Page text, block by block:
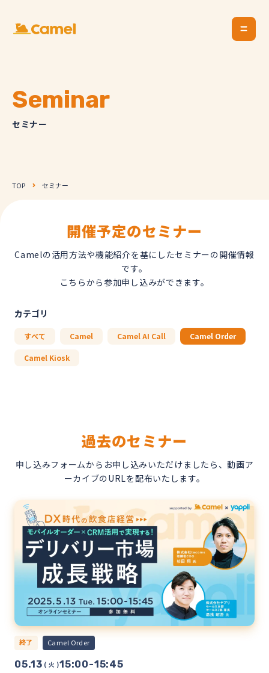
Seminar
セミナー
TOP セミナー
開催予定のセミナー
Camelの活用方法や機能紹介を基にしたセミナーの開催情報
です。
こちらから参加申し込みができます。
カテゴリ
すべて Camel Camel AI Call Camel Order
Camel Kiosk
過去のセミナー
申し込みフォームからお申し込みいただけましたら、動画ア
ーカイブのURLを配布いたします。
終了 Camel Order
05.13 ( 火 )15:00-15:45